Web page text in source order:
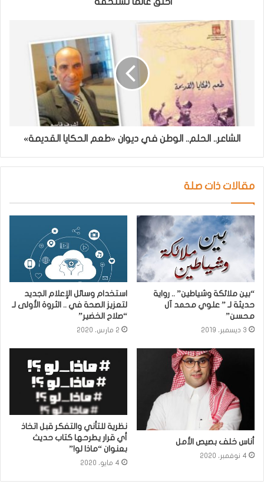
الشاعر.. الحلم.. الوطن في ديوان «طعم الحكايا القديمة»
مقالات ذات صلة
“بين ملائكة وشياطين” .. رواية
حديثة لـ ” علوي محمد آل
محسن”
3 ديسمبر، 2019
استخدام وسائل الإعلام الجديد
لتعزيز الصحة في .. الثروة الأولى لـ
“صلاح الخضير”
2 مارس، 2020
أناس خلف بصيص الأمل
4 نوفمبر، 2020
نظرية للتأني والتفكر قبل اتخاذ
أي قرار يطرحها كتاب حديث
بعنوان “ماذا لو!”
4 مايو، 2020